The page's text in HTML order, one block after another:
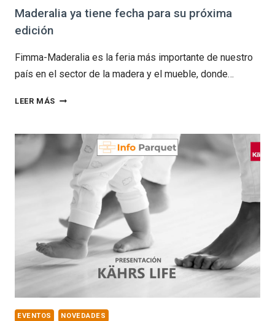
Maderalia ya tiene fecha para su próxima
edición
Fimma-Maderalia es la feria más importante de nuestro
país en el sector de la madera y el mueble, donde…
LEER MÁS MADERALIA
TIENE
FECHA
PARA
PRÓXIMA
EDICIÓN
EVENTOS NOVEDADES